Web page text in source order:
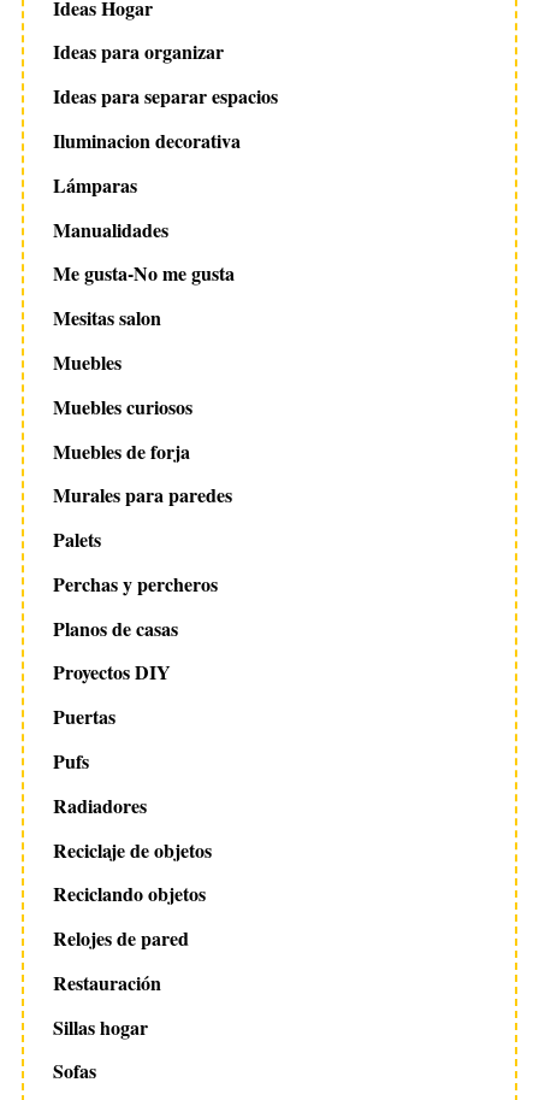
Ideas Hogar
Ideas para organizar
Ideas para separar espacios
Iluminacion decorativa
Lámparas
Manualidades
Me gusta-No me gusta
Mesitas salon
Muebles
Muebles curiosos
Muebles de forja
Murales para paredes
Palets
Perchas y percheros
Planos de casas
Proyectos DIY
Puertas
Pufs
Radiadores
Reciclaje de objetos
Reciclando objetos
Relojes de pared
Restauración
Sillas hogar
Sofas